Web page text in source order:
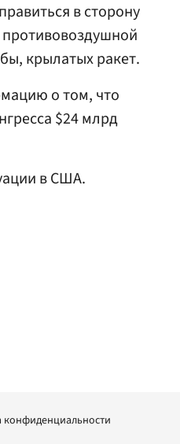
в сторону
крылатых ракет.
о том, что
$24 млрд
в США.
конфиденциальности